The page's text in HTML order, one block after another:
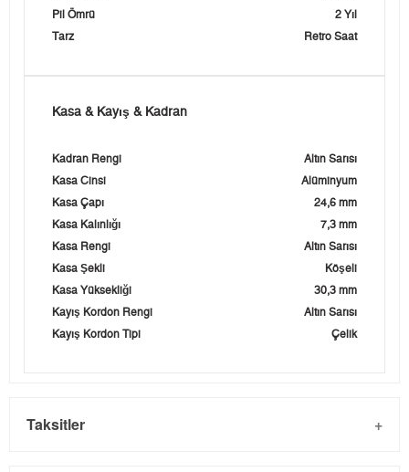
Pil Ömrü
2 Yıl
Tarz
Retro Saat
Kasa & Kayış & Kadran
Kadran Rengi
Altın Sarısı
Kasa Cinsi
Alüminyum
Kasa Çapı
24,6 mm
Kasa Kalınlığı
7,3 mm
Kasa Rengi
Altın Sarısı
Kasa Şekli
Köşeli
Kasa Yüksekliği
30,3 mm
Kayış Kordon Rengi
Altın Sarısı
Kayış Kordon Tipi
Çelik
Taksitler